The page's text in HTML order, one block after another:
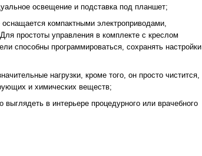
освещение и подставка под планшет;
компактными электроприводами,
простоты управления в комплекте с креслом
способны программироваться, сохранять настройки
нагрузки, кроме того, он просто чистится,
и химических веществ;
выглядеть в интерьере процедурного или врачебного